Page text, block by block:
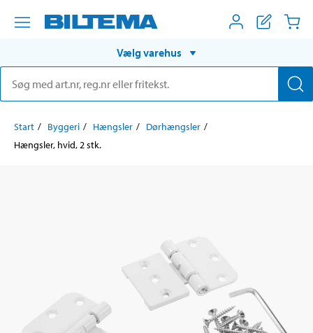
Vælg varehus
Start Byggeri Hængsler
Dørhængsler
Hængsler, hvid, 2 stk.